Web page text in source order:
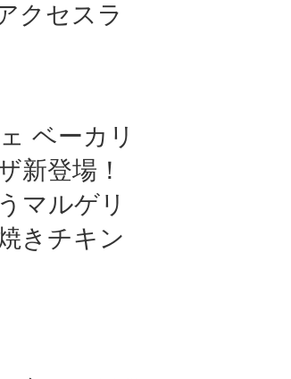
クセスラ
ベーカリ
新登場！
マルゲリ
きチキン